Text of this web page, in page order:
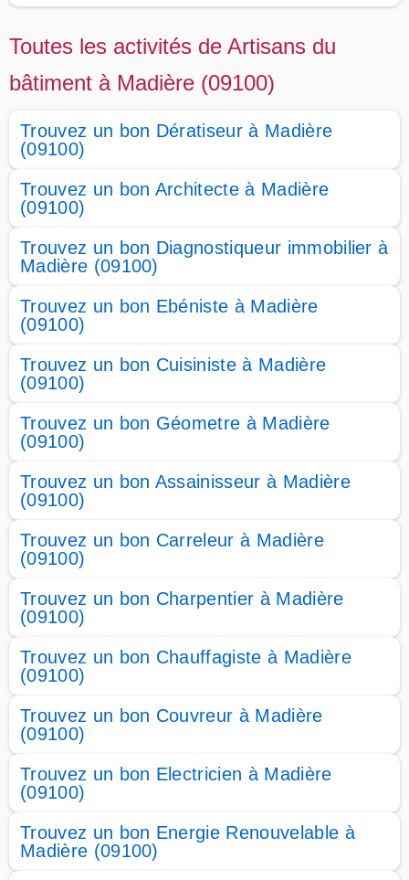
Toutes les activités de Artisans du
bâtiment à Madière (09100)
Trouvez un bon Dératiseur à Madière
(09100)
Trouvez un bon Architecte à Madière
(09100)
Trouvez un bon Diagnostiqueur immobilier à
Madière (09100)
Trouvez un bon Ebéniste à Madière
(09100)
Trouvez un bon Cuisiniste à Madière
(09100)
Trouvez un bon Géometre à Madière
(09100)
Trouvez un bon Assainisseur à Madière
(09100)
Trouvez un bon Carreleur à Madière
(09100)
Trouvez un bon Charpentier à Madière
(09100)
Trouvez un bon Chauffagiste à Madière
(09100)
Trouvez un bon Couvreur à Madière
(09100)
Trouvez un bon Electricien à Madière
(09100)
Trouvez un bon Energie Renouvelable à
Madière (09100)